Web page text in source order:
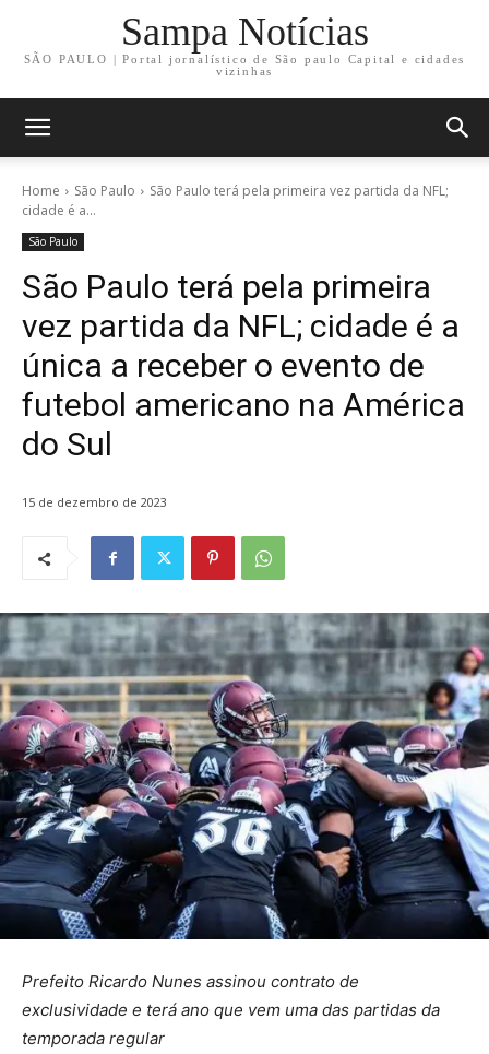
Sampa Notícias
SÃO PAULO | Portal jornalístico de São paulo Capital e cidades
vizinhas
Home São Paulo
São Paulo terá pela primeira vez partida da NFL;
cidade é a...
São Paulo
São Paulo terá pela primeira
vez partida da NFL; cidade é a
única a receber o evento de
futebol americano na América
do Sul
15 de dezembro de 2023
Prefeito Ricardo Nunes assinou contrato de
exclusividade e terá ano que vem uma das partidas da
temporada regular